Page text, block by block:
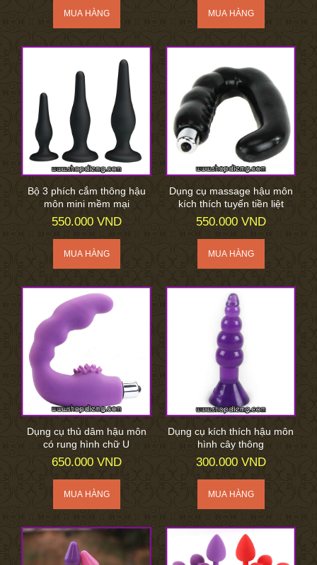
Bộ 3 phích cắm thông hậu
môn mini mềm mại
550.000 VND
Dụng cụ massage hậu môn
kích thích tuyến tiền liệt
550.000 VND
Dụng cụ thủ dâm hậu môn
có rung hình chữ U
650.000 VND
Dụng cụ kích thích hậu môn
hình cây thông
300.000 VND